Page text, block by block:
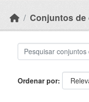
Conjuntos de
Ordenar por